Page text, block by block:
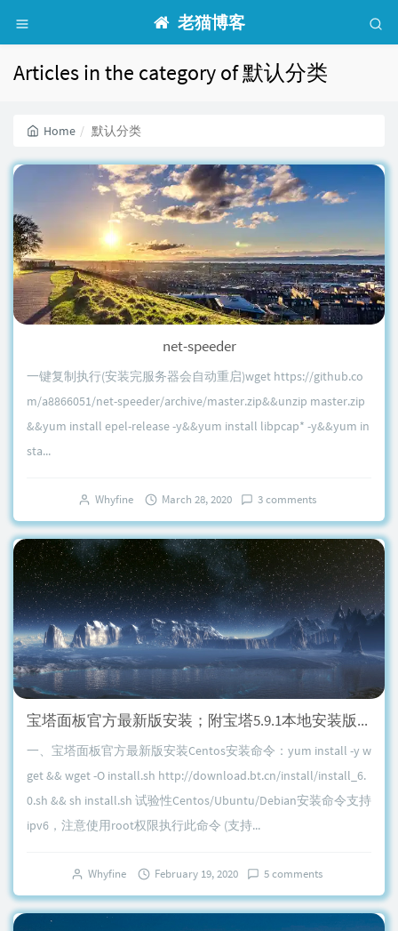
老猫博客
Articles in the category of 默认分类
Home 默认分类
net-speeder
一键复制执行(安装完服务器会自动重启)wget https://github.co
m/a8866051/net-speeder/archive/master.zip&&unzip master.zip
&&yum install epel-release -y&&yum install libpcap* -y&&yum in
sta...
Whyfine March 28, 2020 3 comments
宝塔面板官方最新版安装；附宝塔5.9.1本地安装版，可安装收费版插件
一、宝塔面板官方最新版安装Centos安装命令：yum install -y w
get && wget -O install.sh http://download.bt.cn/install/install_6.
0.sh && sh install.sh 试验性Centos/Ubuntu/Debian安装命令支持
ipv6，注意使用root权限执行此命令 (支持...
Whyfine February 19, 2020 5 comments